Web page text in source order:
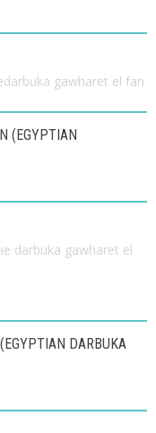
(EGYPTIAN
DARBUKA